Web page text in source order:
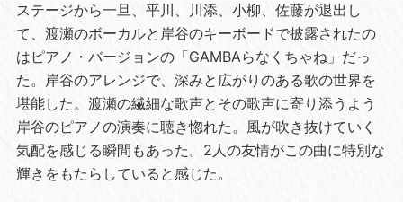
ステージから一旦、平川、川添、小柳、佐藤が退出し
て、渡瀬のボーカルと岸谷のキーボードで披露されたの
はピアノ・バージョンの「GAMBAらなくちゃね」だっ
た。岸谷のアレンジで、深みと広がりのある歌の世界を
堪能した。渡瀬の繊細な歌声とその歌声に寄り添うよう
岸谷のピアノの演奏に聴き惚れた。風が吹き抜けていく
気配を感じる瞬間もあった。2人の友情がこの曲に特別な
輝きをもたらしていると感じた。